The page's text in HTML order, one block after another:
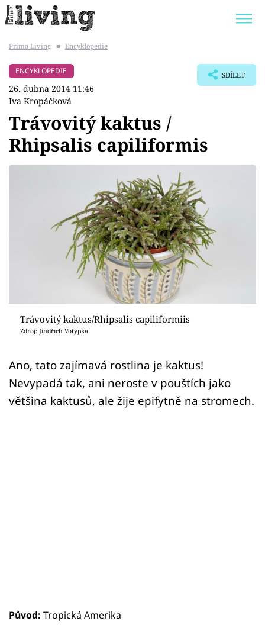
BYDLENÍ SLAVNÝCH
Témata
Sledujte prima+
Přihlášení
Prima Living ■ Encyklopedie
ENCYKLOPEDIE
26. dubna 2014 11:46
Iva Kropáčková
SDÍLET
Trávovitý kaktus /
Rhipsalis capiliformis
Trávovitý kaktus/Rhipsalis capiliformiis
Zdroj: Jindřich Votýpka
Ano, tato zajímavá rostlina je kaktus!
Nevypadá tak, ani neroste v pouštích jako
většina kaktusů, ale žije epifytně na stromech.
Původ: Tropická Amerika